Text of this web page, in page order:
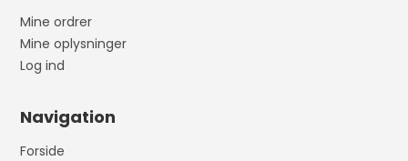
Mine ordrer
Mine oplysninger
Log ind
Navigation
Forside